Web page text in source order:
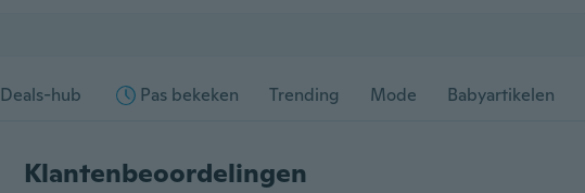
Deals-hub Pas bekeken Trending Mode Babyartikelen
Klantenbeoordelingen